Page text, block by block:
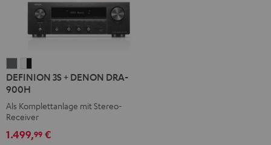
3S
+
DENON
DRA-
900H
3S
DENON
DRA-
900H
DEFINION 3S + DENON DRA-
900H
Als Komplettanlage mit Stereo-
Receiver
1.499,99 €